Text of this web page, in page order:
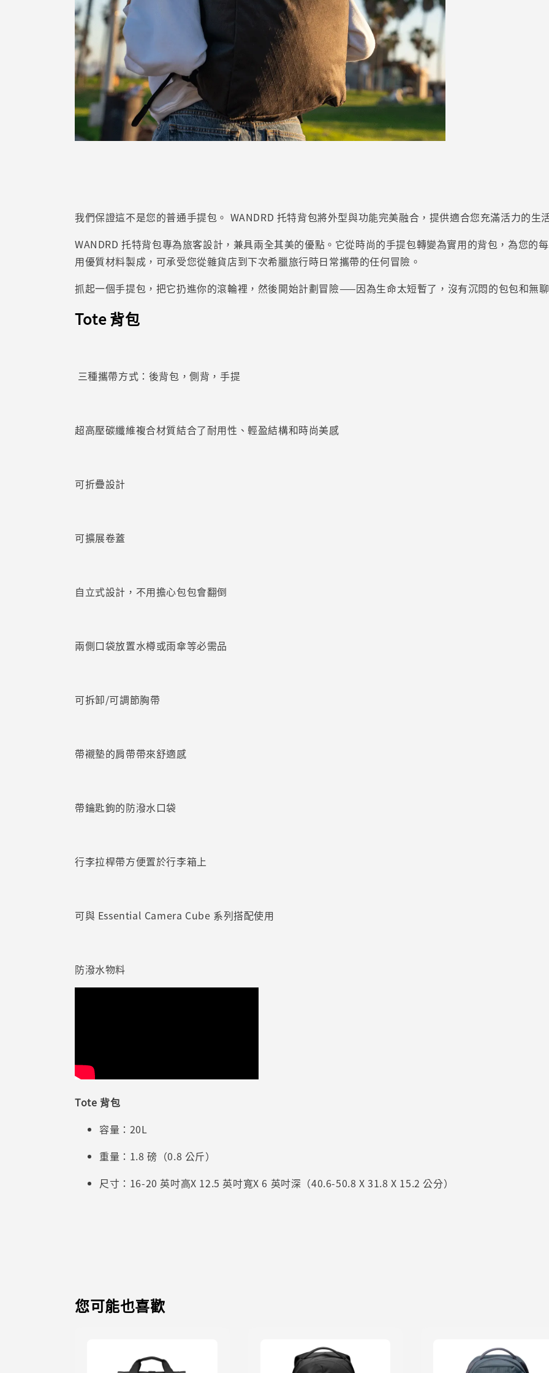
我們保證這不是您的普通手提包。 WANDRD 托特背包將外型與功能完美融合，提供適合您充滿活力的生
WANDRD 托特背包專為旅客設計，兼具兩全其美的優點。它從時尚的手提包轉變為實用的背包，為您的
用優質材料製成，可承受您從雜貨店到下次希臘旅行時日常攜帶的任何冒險。
抓起一個手提包，把它扔進你的滾輪裡，然後開始計劃冒險——因為生命太短暫了，沒有沉悶的包包和無聊
Tote 背包
三種攜帶方式：後背包，側背，手提
超高壓碳纖維複合材質結合了耐用性、輕盈結構和時尚美感
可折疊設計
可擴展卷蓋
自立式設計，不用擔心包包會翻倒
兩側口袋放置水樽或雨傘等必需品
可拆卸/可調節胸帶
帶襯墊的肩帶帶來舒適感
帶鑰匙鉤的防潑水口袋
行李拉桿帶方便置於行李箱上
可與 Essential Camera Cube 系列搭配使用
防潑水物料
Tote 背包
容量：20L
重量：1.8 磅（0.8 公斤）
尺寸：16-20 英吋高X 12.5 英吋寬X 6 英吋深（40.6-50.8 X 31.8 X 15.2 公分）
您可能也喜歡